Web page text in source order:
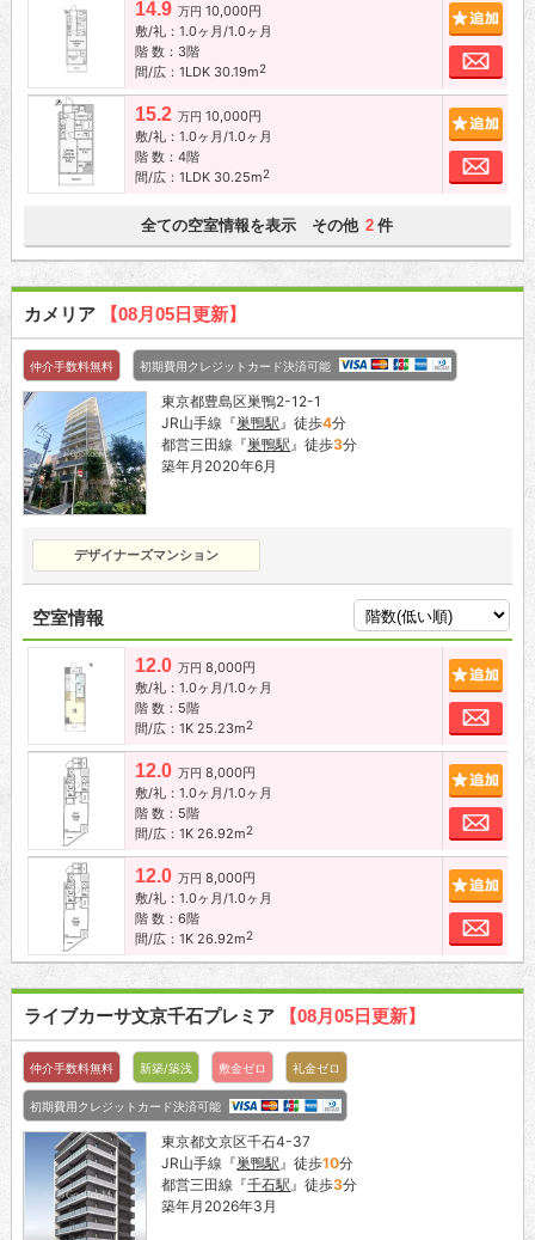
14.9 万円 10,000円
敷/礼：1.0ヶ月/1.0ヶ月
階 数：3階
間/広：1LDK 30.19m2
お
15.2 万円 10,000円
敷/礼：1.0ヶ月/1.0ヶ月
階 数：4階
間/広：1LDK 30.25m2
お
全ての空室情報を表示 その他 2 件
カメリア 【08月05日更新】
仲介手数料無料 初期費用クレジットカード決済可能
東京都豊島区巣鴨2-12-1
JR山手線『巣鴨駅 』徒歩4分
都営三田線『巣鴨駅 』徒歩3分
築年月2020年6月
デザイナーズマンション
空室情報
12.0 万円 8,000円
敷/礼：1.0ヶ月/1.0ヶ月
階 数：5階
間/広：1K 25.23m2
追加
お
12.0 万円 8,000円
敷/礼：1.0ヶ月/1.0ヶ月
階 数：5階
間/広：1K 26.92m2
追加
お
12.0 万円 8,000円
敷/礼：1.0ヶ月/1.0ヶ月
階 数：6階
間/広：1K 26.92m2
お
ライブカーサ文京千石プレミア 【08月05日更新】
仲介手数料無料 新築/築浅 敷金ゼロ 礼金ゼロ
初期費用クレジットカード決済可能
東京都文京区千石4-37
JR山手線『巣鴨駅』徒歩10分
都営三田線『千石駅』徒歩3分
築年月2026年3月